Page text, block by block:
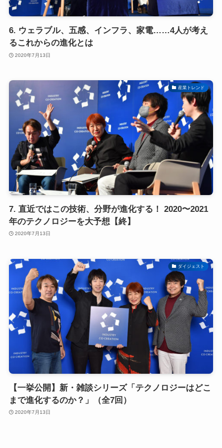
6. ウェラブル、五感、インフラ、家電……4人が考え
るこれからの進化とは
2020年7月13日
産業トレンド
7. 直近ではこの技術、分野が進化する！ 2020〜2021
年のテクノロジーを大予想【終】
2020年7月13日
ダイジェスト
【一挙公開】新・雑談シリーズ「テクノロジーはどこ
まで進化するのか？」（全7回）
2020年7月13日